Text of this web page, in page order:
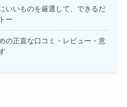
いいものを厳選して、できるだ
ー
の正直な口コミ・レビュー・意